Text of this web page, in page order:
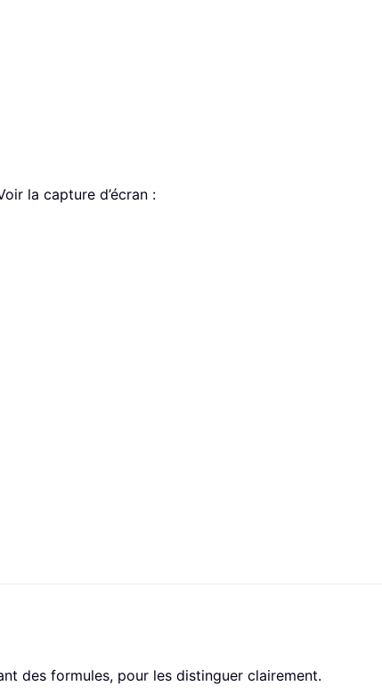
la capture d’écran :
des formules, pour les distinguer clairement.